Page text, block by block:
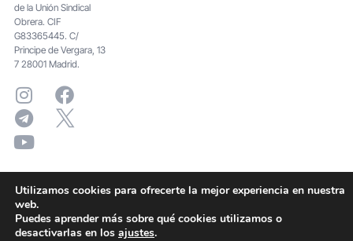
de la Unión Sindical
Obrera. CIF
G83365445. C/
Principe de Vergara, 13
7 28001 Madrid.
Utilizamos cookies para ofrecerte la mejor experiencia en nuestra
web.
Puedes aprender más sobre qué cookies utilizamos o
desactivarlas en los ajustes.